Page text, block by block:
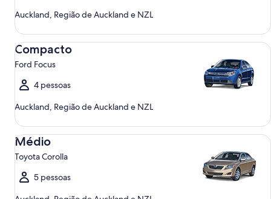
Auckland, Região de Auckland e NZL
Compacto
Ford Focus
4 pessoas
Auckland, Região de Auckland e NZL
Compacto Ford Focus
Médio
Toyota Corolla
5 pessoas
Médio Toyota Corolla